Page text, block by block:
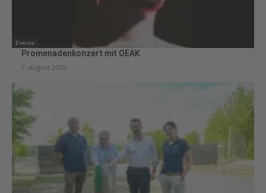
Events
Promenadenkonzert mit OEAK
7. August 2026